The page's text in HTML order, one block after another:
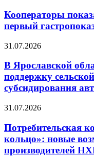
Кооператоры
первый
31.07.2026
В Ярославской
поддержку
субсидирования
31.07.2026
Потребительская
кольцо»: новые
производителей